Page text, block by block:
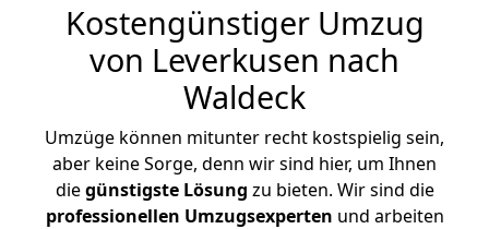
Kostengünstiger Umzug
von Leverkusen nach
Waldeck
Umzüge können mitunter recht kostspielig sein,
aber keine Sorge, denn wir sind hier, um Ihnen
diegünstigste Lösung zu bieten. Wir sind die
professionellen Umzugsexperten und arbeiten